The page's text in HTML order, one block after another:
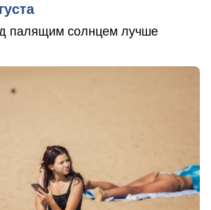
палящим солнцем лучше